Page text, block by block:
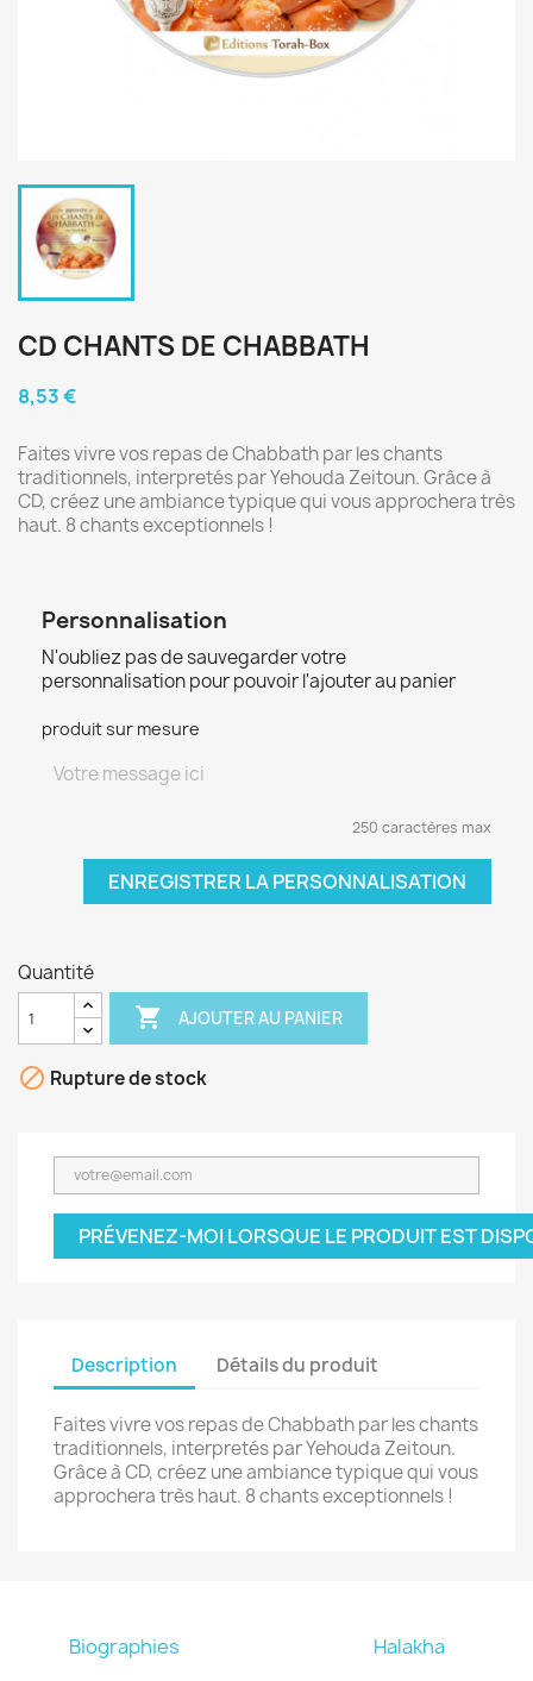
CD CHANTS DE CHABBATH
8,53 €
Faites vivre vos repas de Chabbath par les chants
traditionnels, interpretés par Yehouda Zeitoun. Grâce à
CD, créez une ambiance typique qui vous approchera très
haut. 8 chants exceptionnels !
Personnalisation
N'oubliez pas de sauvegarder votre
personnalisation pour pouvoir l'ajouter au panier
produit sur mesure
250 caractères max
ENREGISTRER LA PERSONNALISATION
Quantité
 AJOUTER AU PANIER
 Rupture de stock
PRÉVENEZ-MOI LORSQUE LE PRODUIT EST
Description Détails du produit
Faites vivre vos repas de Chabbath par les chants
traditionnels, interpretés par Yehouda Zeitoun.
Grâce à CD, créez une ambiance typique qui vous
approchera très haut. 8 chants exceptionnels !
Biographies Halakha